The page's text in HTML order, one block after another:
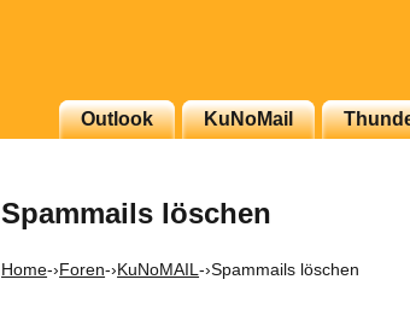
Outlook KuNoMail
Spammails löschen
Home-›Foren-›KuNoMAIL-›Spammails löschen